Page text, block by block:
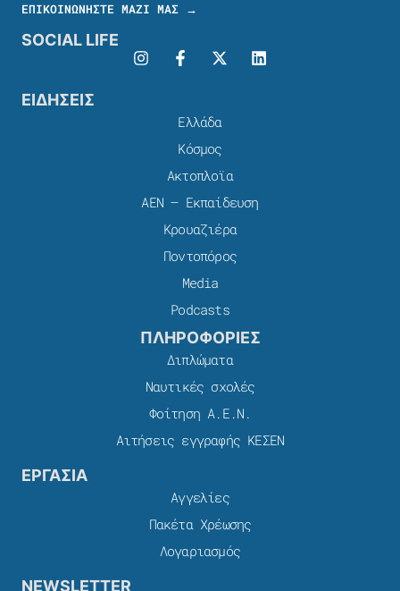
ΕΠΙΚΟΙΝΩΝΗΣΤΕ ΜΑΖΙ ΜΑΣ →
SOCIAL LIFE
ΕΙΔΗΣΕΙΣ
Ελλάδα
Κόσμος
Ακτοπλοϊα
ΑΕΝ – Εκπαίδευση
Κρουαζιέρα
Ποντοπόρος
Media
Podcasts
ΠΛΗΡΟΦΟΡΙΕΣ
Διπλώματα
Ναυτικές σχολές
Φοίτηση Α.Ε.Ν.
Αιτήσεις εγγραφής ΚΕΣΕΝ
ΕΡΓΑΣΙΑ
Αγγελίες
Πακέτα Χρέωσης​
Λογαριασμός
NEWSLETTER